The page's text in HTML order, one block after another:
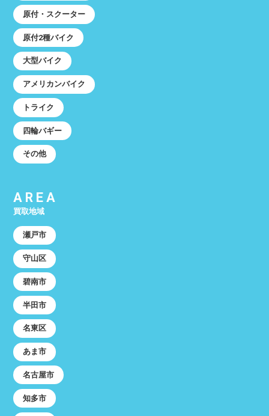
原付・スクーター
原付2種バイク
大型バイク
アメリカンバイク
トライク
四輪バギー
その他
AREA
買取地域
瀬戸市
守山区
碧南市
半田市
名東区
あま市
名古屋市
知多市